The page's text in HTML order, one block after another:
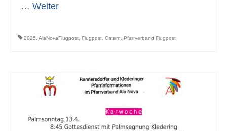
MinistrantInnen
Menschen
Mannswörth Pfarrgemeinderat
Pfarre Rannersdorf-Kledering
… Weiter
2025 AlaNovaFlugpost Flugpost Ostern Pfarrverband Flugpost